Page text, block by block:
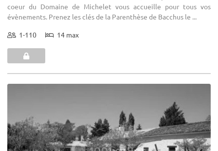
coeur du Domaine de Michelet vous accueille pour tous vos
évènements. Prenez les clés de la Parenthèse de Bacchus le ...
1-110 14 max